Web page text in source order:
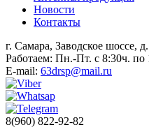
Новости
Контакты
г. Самара, Заводское шоссе,
Работаем: Пн.-Пт. с 8:30ч. по
E-mail: 63drsp@mail.ru
8(960) 822-92-82